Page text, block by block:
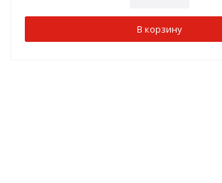
В корзину